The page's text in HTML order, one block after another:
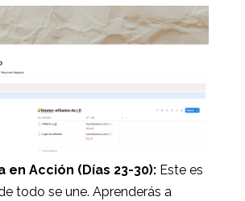
en Acción (Días 23-30): Este es
todo se une. Aprenderás a